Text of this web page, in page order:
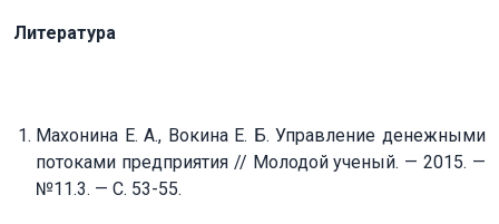
Литература
Махонина Е. А., Вокина Е. Б. Управление денежными
потоками предприятия // Молодой ученый. — 2015. —
№11.3. — С. 53-55.